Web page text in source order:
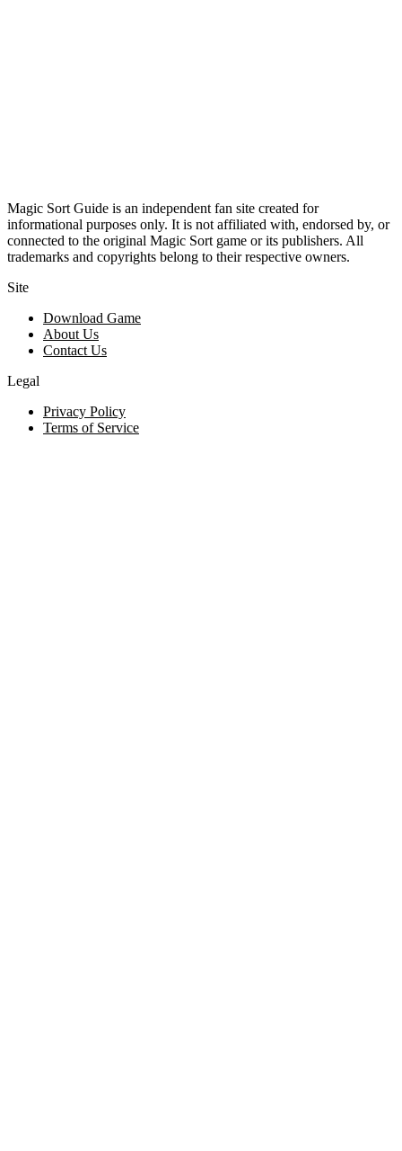
Magic Sort Guide is an independent fan site created for
informational purposes only. It is not affiliated with, endorsed by, or
connected to the original Magic Sort game or its publishers. All
trademarks and copyrights belong to their respective owners.
Site
Download Game
About Us
Contact Us
Legal
Privacy Policy
Terms of Service